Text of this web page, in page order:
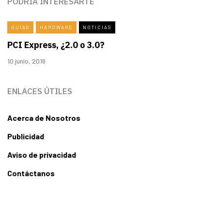
GUÍAS HARDWARE NOTICIAS
PCI Express, ¿2.0 o 3.0?
10 junio, 2016
ENLACES ÚTILES
Acerca de Nosotros
Publicidad
Aviso de privacidad
Contáctanos